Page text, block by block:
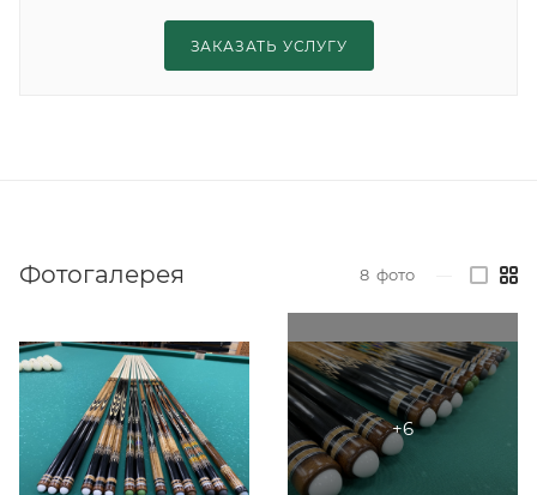
ЗАКАЗАТЬ УСЛУГУ
Фотогалерея 8 фото